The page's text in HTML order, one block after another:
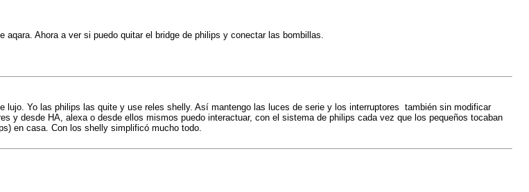
Ahora a ver si puedo quitar el bridge de philips y conectar las bombillas.
Yo las philips las quite y use reles shelly. Así mantengo las luces de serie y los interruptores también sin modificar
y desde HA, alexa o desde ellos mismos puedo interactuar, con el sistema de philips cada vez que los pequeños tocaban
en casa. Con los shelly simplificó mucho todo.